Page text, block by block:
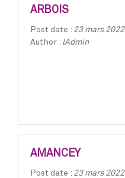
ARBOIS
Post date : 23 mars 2022
Author : lAdmin
AMANCEY
Post date : 23 mars 2022